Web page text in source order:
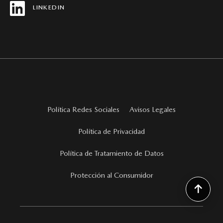
LINKEDIN
Política Redes Sociales Avisos Legales
Política de Privacidad
Política de Tratamiento de Datos
Protección al Consumidor